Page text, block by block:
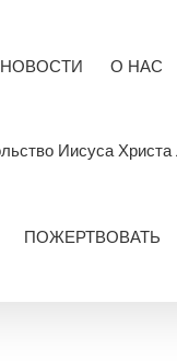
НОВОСТИ О НАС
ПОЖЕРТВОВАТЬ